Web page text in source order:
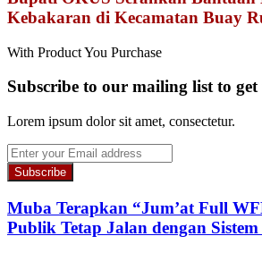
Kebakaran di Kecamatan Buay
With Product You Purchase
Subscribe to our mailing list to get
Lorem ipsum dolor sit amet, consectetur.
Enter
your
Email
address
Muba Terapkan “Jum’at Full
Publik Tetap Jalan dengan